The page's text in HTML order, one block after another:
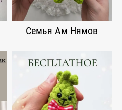
Семья Ам Нямов